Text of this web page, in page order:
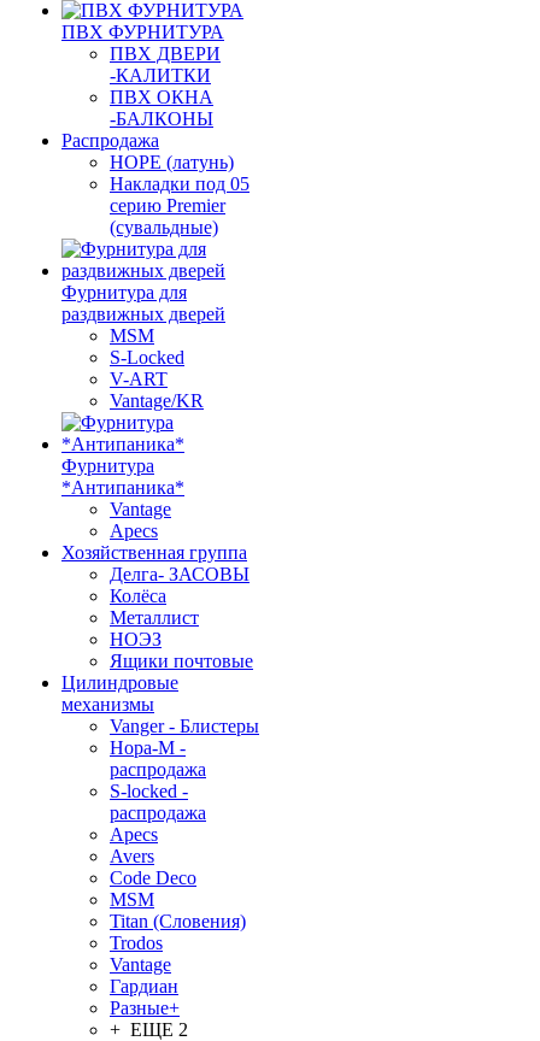
ПВХ ФУРНИТУРА
ПВХ ДВЕРИ
-КАЛИТКИ
ПВХ ОКНА
-БАЛКОНЫ
Распродажа
HOPE (латунь)
Накладки под 05
серию Premier
(сувальдные)
Фурнитура для
раздвижных дверей
MSM
S-Locked
V-ART
Vantage/KR
Фурнитура
*Антипаника*
Vantage
Apecs
Хозяйственная группа
Делга- ЗАСОВЫ
Колёса
Металлист
НОЭЗ
Ящики почтовые
Цилиндровые
механизмы
Vanger - Блистеры
Нора-М -
распродажа
S-locked -
распродажа
Apecs
Avers
Code Deco
MSM
Titan (Словения)
Trodos
Vantage
Гардиан
Разные+
+ ЕЩЕ 2